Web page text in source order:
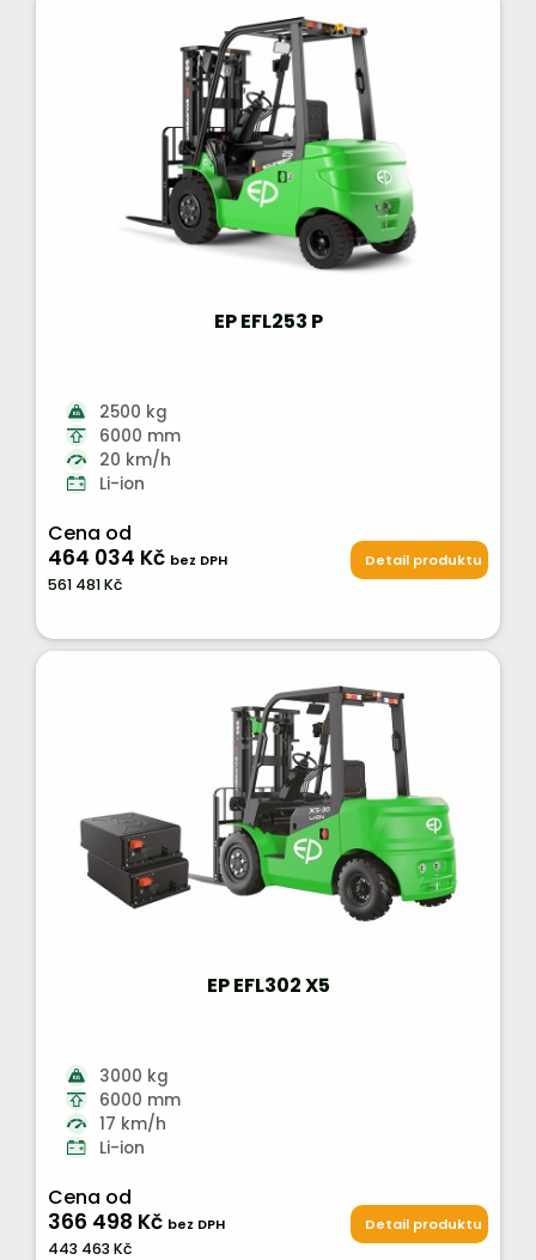
EP EFL253 P
2500 kg
6000 mm
20 km/h
Li-ion
Cena od
464 034 Kč bez DPH
561 481 Kč
Detail produktu
EP EFL302 X5
3000 kg
6000 mm
17 km/h
Li-ion
Cena od
366 498 Kč bez DPH
443 463 Kč
Detail produktu